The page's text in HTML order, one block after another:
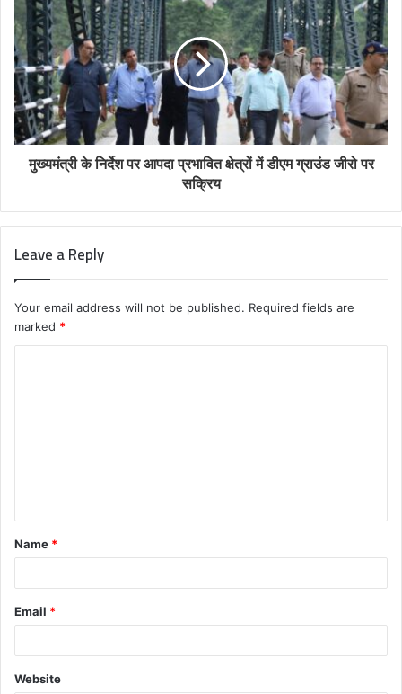
मुख्यमंत्री के निर्देश पर आपदा प्रभावित क्षेत्रों में डीएम ग्राउंड जीरो पर
सक्रिय
Leave a Reply
Your email address will not be published. Required fields are
marked *
t
*
Name *
Email *
Website